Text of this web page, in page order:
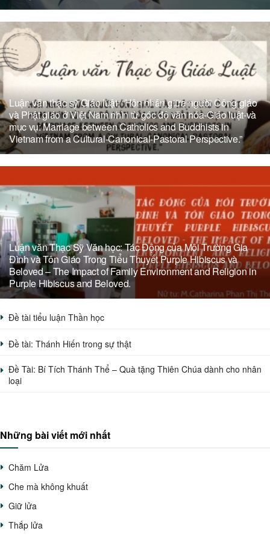
Luận văn thạc sỹ Giáo luật: “Hôn nhân giữa người Công giáo
và Phật giáo ở Việt Nam nhìn từ góc độ văn hóa-Giáo luật-và
mục vụ: Marriage between Catholics and Buddhists in
Vietnam from a Cultural-Canonical-Pastoral Perspective.”
Luận văn Thạc Sỹ Văn học: Tác Động của Môi Trường Gia
Đình và Tôn Giáo Trong Tiểu Thuyết Purple Hibiscus và
Beloved – The Impact of Family Environment and Religion in
Purple Hibiscus and Beloved.
Đề tài tiểu luận Thần học
Đề tài: Thánh Hiến trong sự thật
Đề Tài: Bí Tích Thánh Thể – Quà tặng Thiên Chúa dành cho nhân
loại
Những bài viết mới nhất
Chăm Lửa
Che mà không khuất
Giữ lửa
Thắp lửa